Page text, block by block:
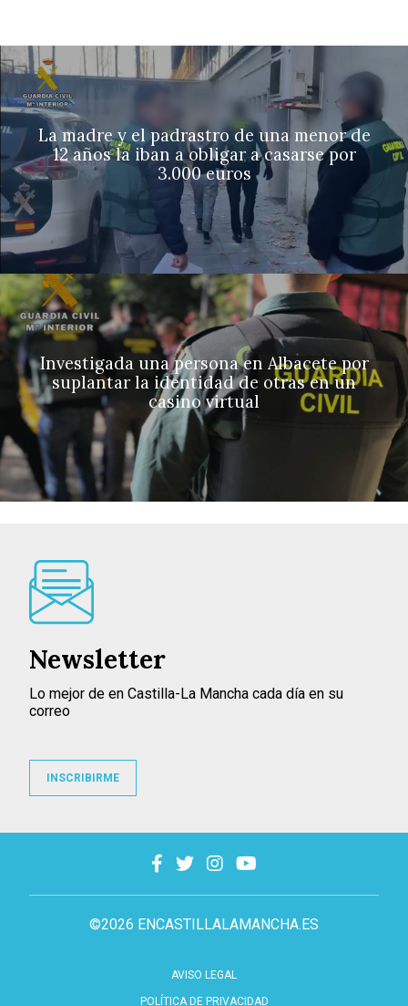
La madre y el padrastro de una menor de
12 años la iban a obligar a casarse por
3.000 euros
Investigada una persona en Albacete por
suplantar la identidad de otras en un
casino virtual
©2026 ENCASTILLALAMANCHA.ES
AVISO LEGAL
POLÍTICA DE PRIVACIDAD
Newsletter
Lo mejor de en Castilla-La Mancha cada día en su
correo
INSCRIBIRME